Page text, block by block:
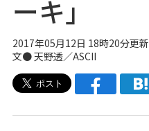
ーキ」
2017年05月12日 18時20分更新
文● 天野透／ASCII